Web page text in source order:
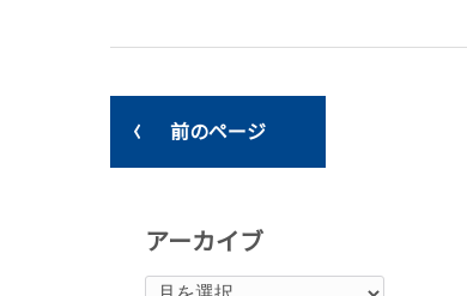
前のページ
アーカイブ